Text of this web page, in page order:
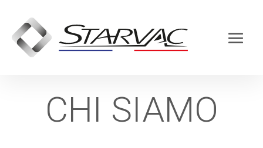
CHI SIAMO